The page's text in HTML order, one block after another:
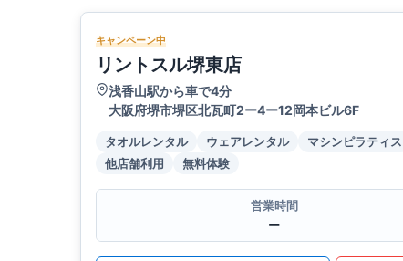
キャンペーン中
リントスル堺東店
浅香山駅から車で4分
大阪府堺市堺区北瓦町2ー4ー12岡本ビル6F
タオルレンタル ウェアレンタル マシンピラティス
他店舗利用
無料体験
営業時間
ー